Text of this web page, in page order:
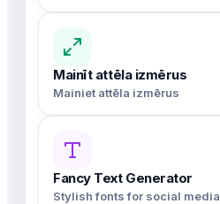
Mainīt attēla izmērus
Mainiet attēla izmērus
Fancy Text Generator
Stylish fonts for social media